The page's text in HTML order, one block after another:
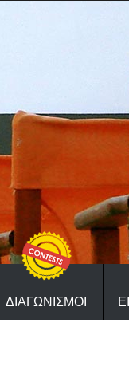
ΔΙΑΓΩΝΙΣΜΟΙ